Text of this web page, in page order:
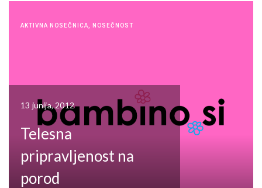
AKTIVNA NOSEČNICA NOSEČNOST
13 junija, 2012
Telesna
pripravljenost na
porod